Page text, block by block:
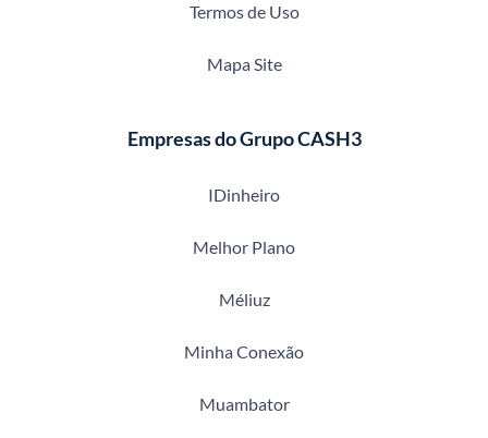
Termos de Uso
Mapa Site
Empresas do Grupo CASH3
IDinheiro
Melhor Plano
Méliuz
Minha Conexão
Muambator